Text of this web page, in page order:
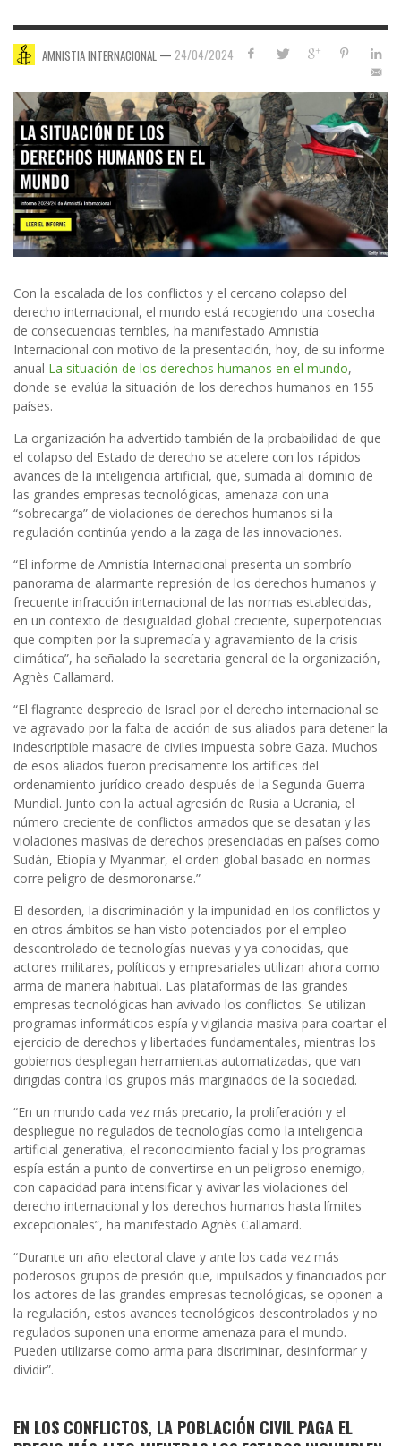
AMNISTIA INTERNACIONAL — 24/04/2024
Con la escalada de los conflictos y el cercano colapso del
derecho internacional, el mundo está recogiendo una cosecha
de consecuencias terribles, ha manifestado Amnistía
Internacional con motivo de la presentación, hoy, de su informe
anual La situación de los derechos humanos en el mundo,
donde se evalúa la situación de los derechos humanos en 155
países.
La organización ha advertido también de la probabilidad de que
el colapso del Estado de derecho se acelere con los rápidos
avances de la inteligencia artificial, que, sumada al dominio de
las grandes empresas tecnológicas, amenaza con una
“sobrecarga” de violaciones de derechos humanos si la
regulación continúa yendo a la zaga de las innovaciones.
“El informe de Amnistía Internacional presenta un sombrío
panorama de alarmante represión de los derechos humanos y
frecuente infracción internacional de las normas establecidas,
en un contexto de desigualdad global creciente, superpotencias
que compiten por la supremacía y agravamiento de la crisis
climática”, ha señalado la secretaria general de la organización,
Agnès Callamard.
“El flagrante desprecio de Israel por el derecho internacional se
ve agravado por la falta de acción de sus aliados para detener la
indescriptible masacre de civiles impuesta sobre Gaza. Muchos
de esos aliados fueron precisamente los artífices del
ordenamiento jurídico creado después de la Segunda Guerra
Mundial. Junto con la actual agresión de Rusia a Ucrania, el
número creciente de conflictos armados que se desatan y las
violaciones masivas de derechos presenciadas en países como
Sudán, Etiopía y Myanmar, el orden global basado en normas
corre peligro de desmoronarse.”
El desorden, la discriminación y la impunidad en los conflictos y
en otros ámbitos se han visto potenciados por el empleo
descontrolado de tecnologías nuevas y ya conocidas, que
actores militares, políticos y empresariales utilizan ahora como
arma de manera habitual. Las plataformas de las grandes
empresas tecnológicas han avivado los conflictos. Se utilizan
programas informáticos espía y vigilancia masiva para coartar el
ejercicio de derechos y libertades fundamentales, mientras los
gobiernos despliegan herramientas automatizadas, que van
dirigidas contra los grupos más marginados de la sociedad.
“En un mundo cada vez más precario, la proliferación y el
despliegue no regulados de tecnologías como la inteligencia
artificial generativa, el reconocimiento facial y los programas
espía están a punto de convertirse en un peligroso enemigo,
con capacidad para intensificar y avivar las violaciones del
derecho internacional y los derechos humanos hasta límites
excepcionales”, ha manifestado Agnès Callamard.
“Durante un año electoral clave y ante los cada vez más
poderosos grupos de presión que, impulsados y financiados por
los actores de las grandes empresas tecnológicas, se oponen a
la regulación, estos avances tecnológicos descontrolados y no
regulados suponen una enorme amenaza para el mundo.
Pueden utilizarse como arma para discriminar, desinformar y
dividir”.
EN LOS CONFLICTOS, LA POBLACIÓN CIVIL PAGA EL